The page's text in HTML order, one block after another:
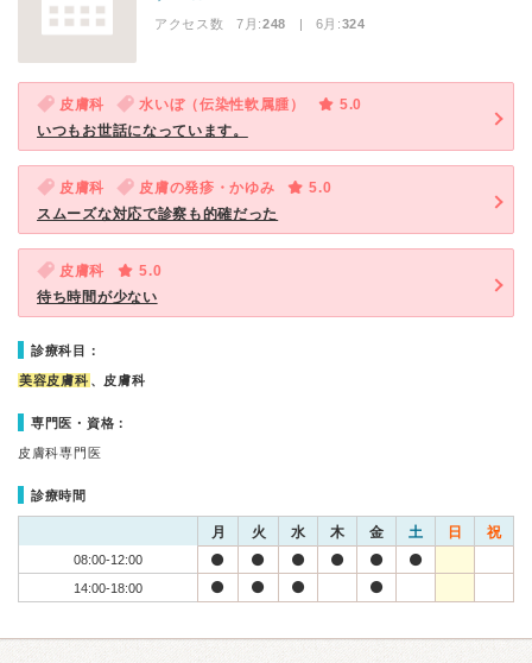
アクセス数 7月:248 | 6月:324
皮膚科 水いぼ（伝染性軟属腫）
5.0
いつもお世話になっています。
皮膚科 皮膚の発疹・かゆみ
5.0
スムーズな対応で診察も的確だった
皮膚科
5.0
待ち時間が少ない
診療科目：
美容皮膚科 、皮膚科
専門医・資格：
皮膚科専門医
診療時間
月 火 水 木 金 土 日 祝
08:00-12:00
14:00-18:00